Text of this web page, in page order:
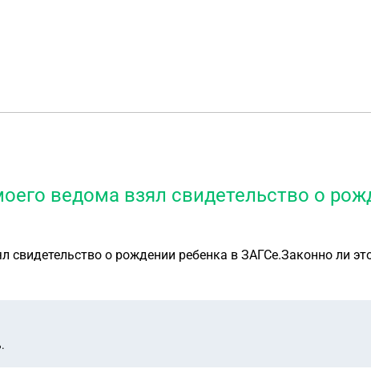
ведома взял свидетельство о
о рождении ребенка в ЗАГСе.Законно ли